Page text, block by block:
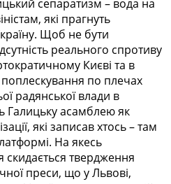
сепаратизм – вода на
які прагнуть
Щоб не бути
реального спротиву
Києві та в
по плечах
радянської влади в
Галицьку асамблею як
які записав хтось – там
На якесь
скидається твердження
преси, що у Львові,